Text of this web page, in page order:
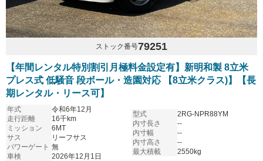
ストック番号79251
【年間レンタル特別割引月極料金設定有】新明和製 8立米
プレス式 低騒音 段ボール・造園対応 【8立米クラス)】【長
期レンタル・リース可】
年式
令和6年12月
走行距離
16千km
ミッション
6MT
サス
リーフサス
パワーゲート 無
車検
2026年12月1日
型式
2RG-NPR88YM
内寸長さ
--
内寸幅
--
内寸高さ
--
最大積載
2550kg